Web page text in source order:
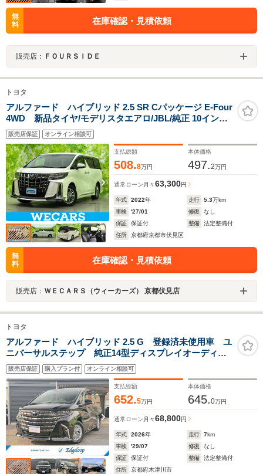
無
料
在庫確認・見積依頼
販売店： ＦＯＵＲＳＩＤＥ
トヨタ
アルファード ハイブリッド 2.5 SR Cパッケージ E-Four
4WD 新品タイヤ/モデリスタエアロ/JBL/純正 10インチ
SDナビ/デジタルインナーミラー/トヨタセーフティセン
ス/両側電動スライドドア/シートヒーター/パノラミックビ
ューモニター
販売店保証 オンライン相談可
支払総額
508.8万円
本体価格
497.2万円
通常ローン 月々63,300円
年式 2022年 走行 5.3万km
車検
'27/01 修復
なし
保証
保証付 整備
法定整備付
住所
京都府京都市伏見区
無
料
在庫確認・見積依頼
販売店： ＷＥＣＡＲＳ（ウィーカーズ） 京都伏見店
トヨタ
アルファード ハイブリッド 2.5 G 登録済未使用車 ユ
ニバーサルステップ 純正14型ディスプレイオーディ
オ 全周囲カメラ パワーバックドア ダブルツィータ
ー デジタルインナーミラー 両側パワスラ 前後ドラ
レコ BSM LEDヘッド
販売店保証 購入プラン付 オンライン相談可
支払総額
652.5万円
本体価格
645.0万円
通常ローン 月々68,800円
年式 2026年 走行 7km
車検
'29/07 修復
なし
保証
保証付 整備
法定整備付
住所
京都府木津川市